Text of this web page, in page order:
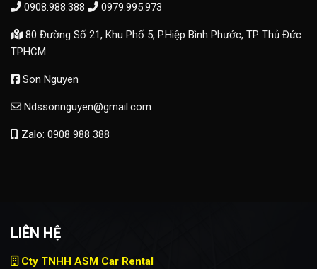
0908.988.388 0979.995.973
80 Đường Số 21, Khu Phố 5, P.Hiệp Bình Phước, TP Thủ Đức
TPHCM
Son Nguyen
Ndssonnguyen@gmail.com
Zalo: 0908 988 388
LIÊN HỆ
Cty TNHH ASM Car Rental